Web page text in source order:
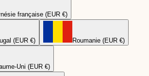
française (EUR €)
(EUR €) Roumanie (EUR €)
Uni (EUR €)